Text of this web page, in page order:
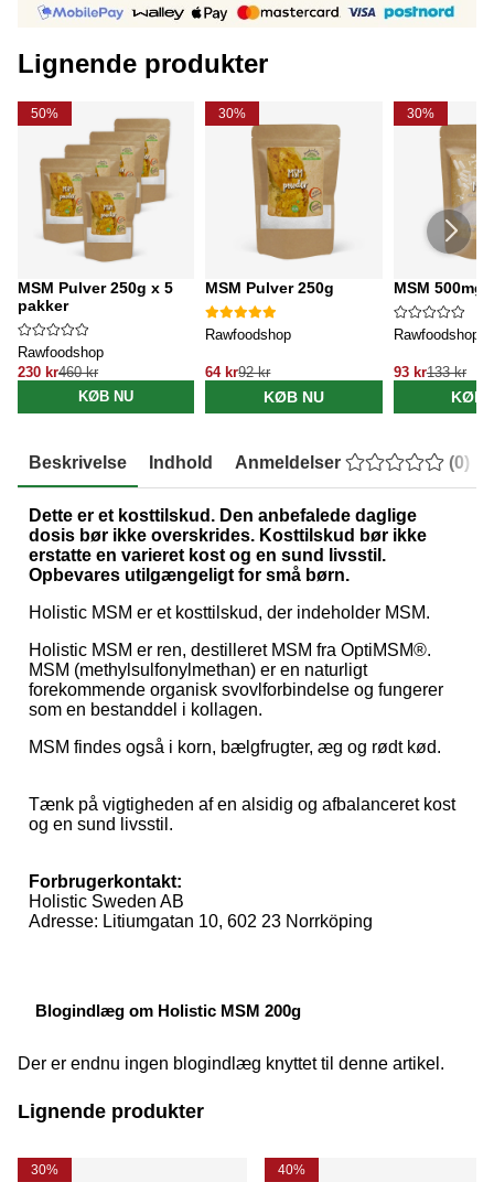
Lignende produkter
50%
MSM Pulver 250g x 5
pakker
Rawfoodshop
230 kr460 kr
KØB NU
30%
MSM Pulver 250g
Rawfoodshop
64 kr92 kr
KØB NU
30%
MSM 500mg
Rawfoodshop
93 kr133 kr
KØB
Beskrivelse Indhold Anmeldelser (0)
Dette er et kosttilskud. Den anbefalede daglige
dosis bør ikke overskrides. Kosttilskud bør ikke
erstatte en varieret kost og en sund livsstil.
Opbevares utilgængeligt for små børn.
Holistic MSM er et kosttilskud, der indeholder MSM.
Holistic MSM er ren, destilleret MSM fra OptiMSM®.
MSM (methylsulfonylmethan) er en naturligt
forekommende organisk svovlforbindelse og fungerer
som en bestanddel i kollagen.
MSM findes også i korn, bælgfrugter, æg og rødt kød.
Tænk på vigtigheden af en alsidig og afbalanceret kost
og en sund livsstil.
Forbrugerkontakt:
Holistic Sweden AB
Adresse: Litiumgatan 10, 602 23 Norrköping
Blogindlæg om Holistic MSM 200g
Der er endnu ingen blogindlæg knyttet til denne artikel.
Lignende produkter
30% 40%